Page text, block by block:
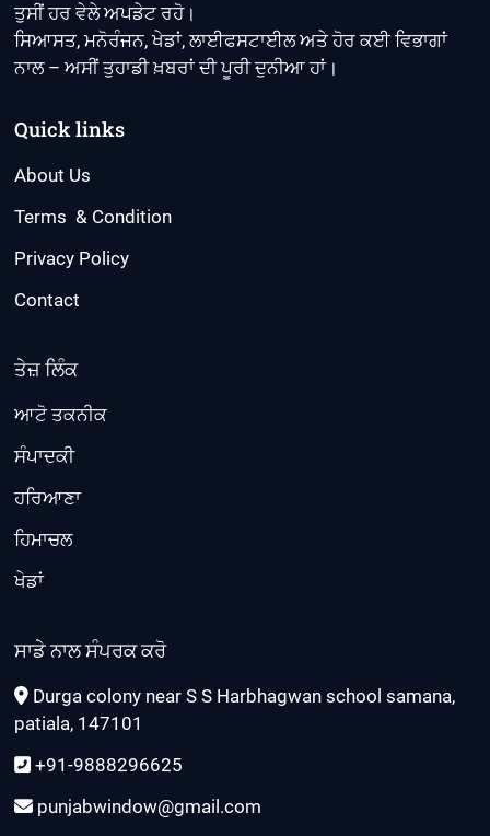
ਤੁਸੀਂ ਹਰ ਵੇਲੇ ਅਪਡੇਟ ਰਹੋ।
ਸਿਆਸਤ, ਮਨੋਰੰਜਨ, ਖੇਡਾਂ, ਲਾਈਫਸਟਾਈਲ ਅਤੇ ਹੋਰ ਕਈ ਵਿਭਾਗਾਂ
ਨਾਲ – ਅਸੀਂ ਤੁਹਾਡੀ ਖ਼ਬਰਾਂ ਦੀ ਪੂਰੀ ਦੁਨੀਆ ਹਾਂ।
Quick links
About Us
Terms & Condition
Privacy Policy
Contact
ਤੇਜ਼ ਲਿੰਕ
ਆਟੋ ਤਕਨੀਕ
ਸੰਪਾਦਕੀ
ਹਰਿਆਣਾ
ਹਿਮਾਚਲ
ਖੇਡਾਂ
ਸਾਡੇ ਨਾਲ ਸੰਪਰਕ ਕਰੋ
Durga colony near S S Harbhagwan school samana,
patiala, 147101
+91-9888296625
punjabwindow@gmail.com